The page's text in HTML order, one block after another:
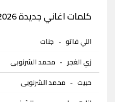
كلمات اغاني جديدة 2026
اللي فاتو - جنات
زي الغجر - محمد الشرنوبى
حبيت - محمد الشرنوبى